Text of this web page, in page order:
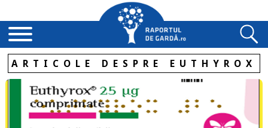
ARTICOLE DESPRE EUTHYROX